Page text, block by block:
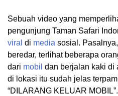
Sebuah video yang
pengunjung Taman Safari
viral di media sosial.
beredar, terlihat beberapa
dari mobil dan berjalan kaki di
di lokasi itu sudah jelas
“DILARANG KELUAR MOBIL”.